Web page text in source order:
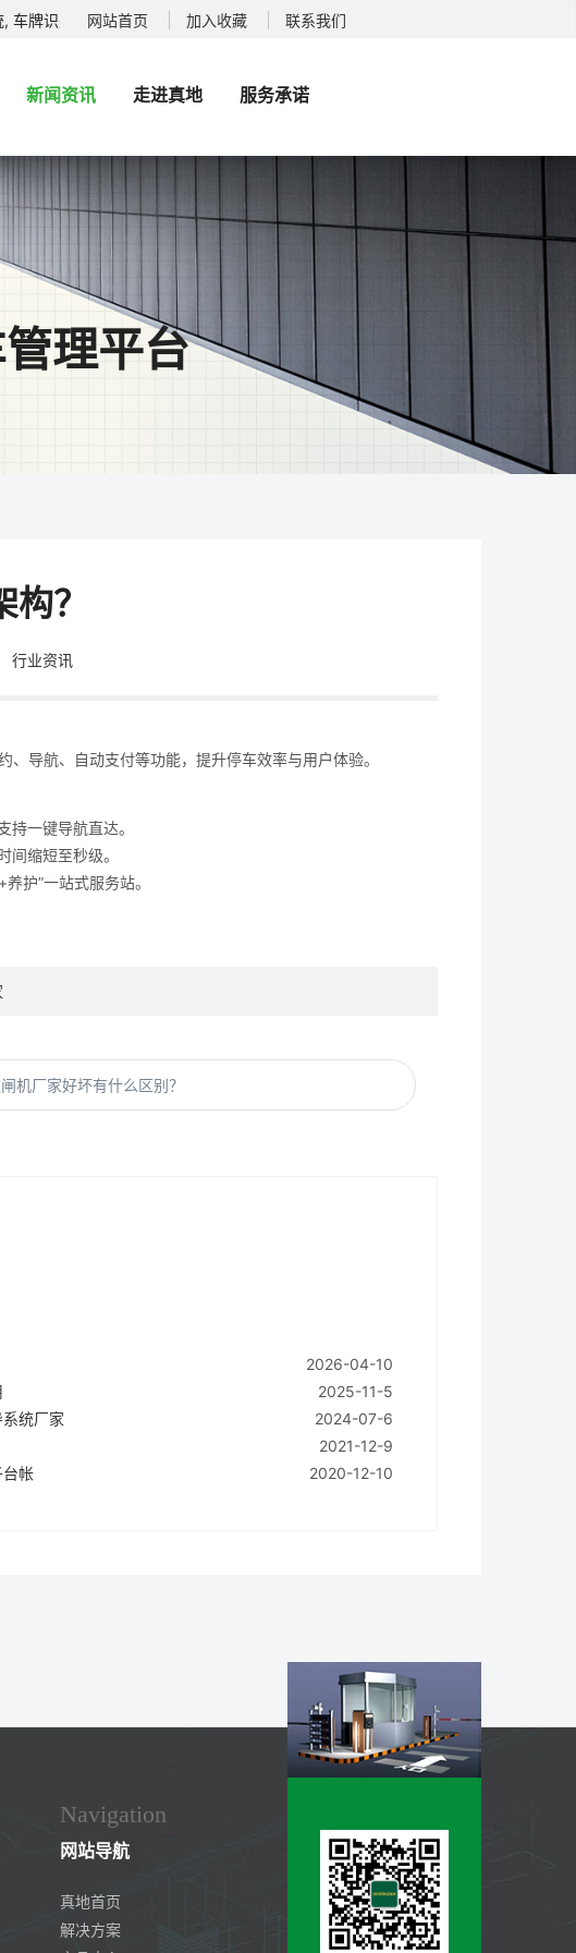
牌识别产品, 车牌识别厂家, 道闸厂家
网站首页 加入收藏 联系我们
新闻资讯 走进真地 服务承诺
理平台
？
行业资讯
导航、自动支付等功能，提升停车效率与用户体验。
一键导航直达。
缩短至秒级。
护”一站式服务站。
机厂家好坏有什么区别？
2026-04-10
2025-11-5
统厂家
2024-07-6
2021-12-9
帐 2020-12-10
Navigation
网站导航
真地首页
解决方案